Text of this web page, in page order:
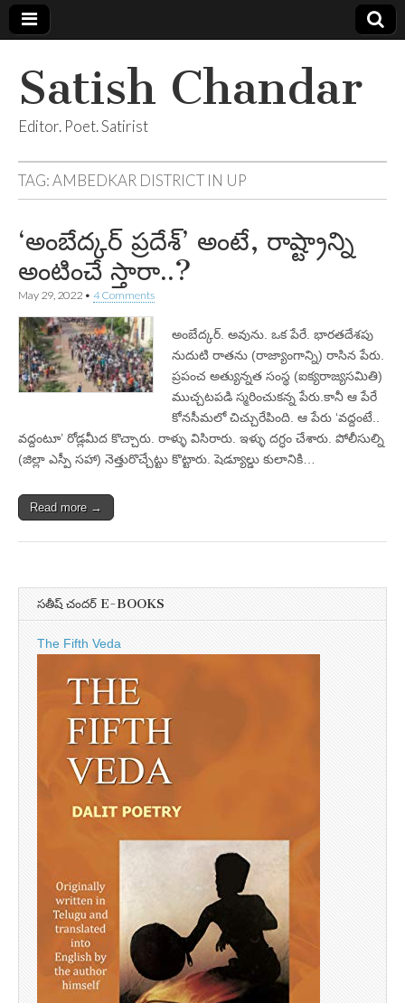
Satish Chandar
Editor. Poet. Satirist
TAG:AMBEDKAR DISTRICT IN UP
‘అంబేద్కర్‌ ప్రదేశ్‌’ అంటే, రాష్ట్రాన్ని
అంటించే స్తారా..?
May 29, 2022 • 4 Comments
అంబేద్కర్‌. అవును. ఒక పేరే. భారతదేశపు
నుదుటి రాతను (రాజ్యాంగాన్ని) రాసిన పేరు.
ప్రపంచ అత్యున్నత సంస్థ (ఐక్యరాజ్యసమితి)
ముచ్చటపడి స్మరించుకన్న పేరు.కానీ ఆ పేరే
కోనసీమలో చిచ్చురేపింది. ఆ పేరు ‘వద్దంటే..
వద్దంటూ’ రోడ్లమీద కొచ్చారు. రాళ్ళు విసిరారు. ఇళ్ళు దగ్ధం చేశారు. పోలీసుల్ని
(జిల్లా ఎస్పీ సహా) నెత్తురొచ్చేట్టు కొట్టారు. షెడ్యూల్డు కులానికి…
Read more →
సతీష్ చందర్ E-BOOKS
The Fifth Veda